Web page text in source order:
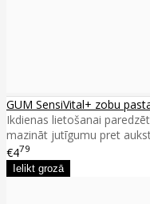
GUM SensiVital+ zobu
Ikdienas lietošanai
mazināt jutīgumu pret
€479